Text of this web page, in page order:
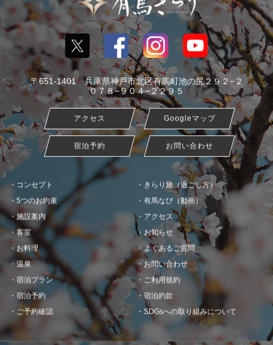
〒651-1401 兵庫県神戸市北区有馬町池の尻２９２−２
０７８−９０４−２２９５
アクセス Googleマップ
宿泊予約 お問い合わせ
コンセプト
5つのお約束
施設案内
客室
お料理
温泉
きらり旅（過ごし方）
有馬なび（動画）
アクセス
お知らせ
宿泊プラン
宿泊予約
ご予約確認
よくあるご質問
お問い合わせ
ご利用規約
宿泊約款
SDGsへの取り組みについて